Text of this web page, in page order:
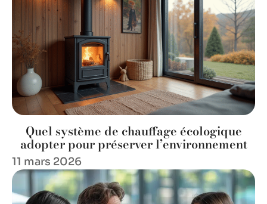
Quel système de chauffage écologique
adopter pour préserver l’environnement
11 mars 2026